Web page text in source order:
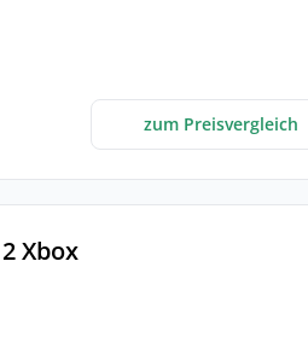
zum Preisvergleich
Xbox